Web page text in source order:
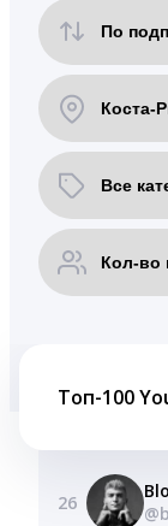
Топ-100
26